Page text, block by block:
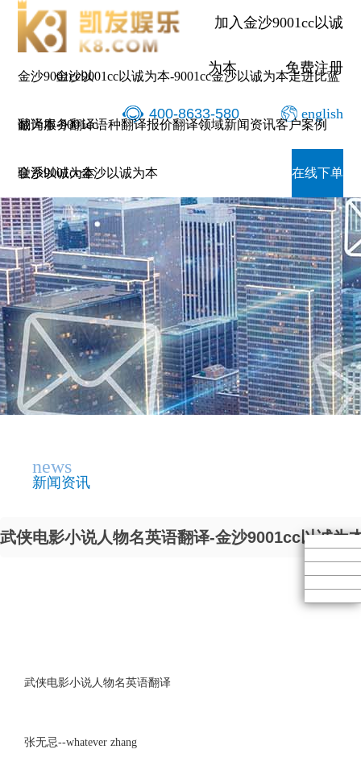
加入金沙9001cc以诚
为本 免费注册
400-8633-580 english
金沙9001cc以
诚为本-9001cc
金沙以诚为本
金沙9001cc以诚为本-9001cc金沙以诚为本走进比蓝
翻译服务翻译语种翻译报价翻译领域新闻资讯客户案例
联系9001cc金沙以诚为本 在线下单
news
新闻资讯
武侠电影小说人物名英语翻译-金沙9001cc以诚为
武侠电影小说人物名英语翻译
张无忌--whatever zhang